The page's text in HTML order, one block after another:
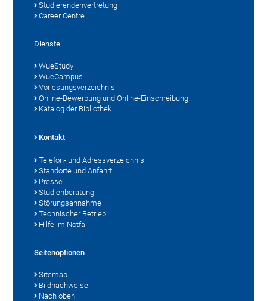
Studierendenvertretung
Career Centre
Dienste
WueStudy
WueCampus
Vorlesungsverzeichnis
Online-Bewerbung und Online-Einschreibung
Katalog der Bibliothek
Kontakt
Telefon- und Adressverzeichnis
Standorte und Anfahrt
Presse
Studienberatung
Störungsannahme
Technischer Betrieb
Hilfe im Notfall
Seitenoptionen
Sitemap
Bildnachweise
Nach oben